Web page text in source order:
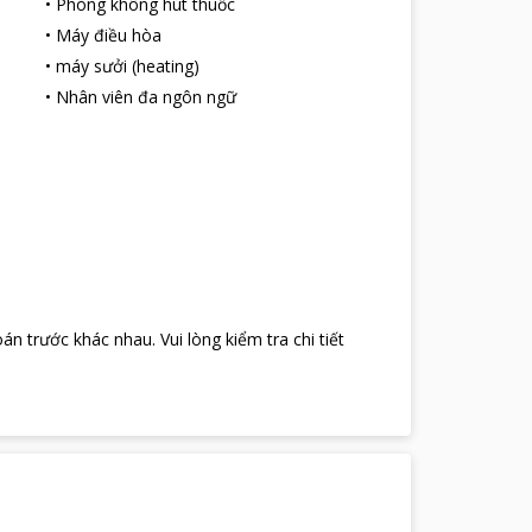
tiện ích hữu ích mang tới cho khách hàng như
bạn trong quá trình di chuyển, có được sự chủ
• Máy điều hòa
• máy sưởi (heating)
• Nhân viên đa ngôn ngữ
trước khác nhau. Vui lòng kiểm tra chi tiết